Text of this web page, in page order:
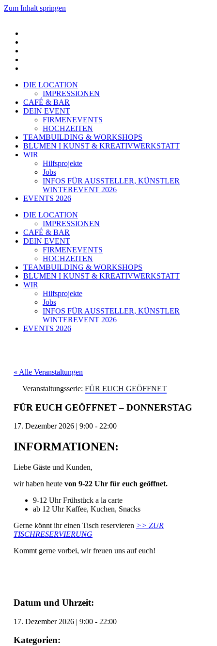
Zum Inhalt springen
DIE LOCATION
IMPRESSIONEN
CAFÉ & BAR
DEIN EVENT
FIRMENEVENTS
HOCHZEITEN
TEAMBUILDING & WORKSHOPS
BLUMEN I KUNST & KREATIVWERKSTATT
WIR
Hilfsprojekte
Jobs
INFOS FÜR AUSSTELLER, KÜNSTLER
WINTEREVENT 2026
EVENTS 2026
DIE LOCATION
IMPRESSIONEN
CAFÉ & BAR
DEIN EVENT
FIRMENEVENTS
HOCHZEITEN
TEAMBUILDING & WORKSHOPS
BLUMEN I KUNST & KREATIVWERKSTATT
WIR
Hilfsprojekte
Jobs
INFOS FÜR AUSSTELLER, KÜNSTLER
WINTEREVENT 2026
EVENTS 2026
« Alle Veranstaltungen
Veranstaltungsserie: FÜR EUCH GEÖFFNET
FÜR EUCH GEÖFFNET – DONNERSTAG
17. Dezember 2026 | 9:00 - 22:00
INFORMATIONEN:
Liebe Gäste und Kunden,
wir haben heute von 9-22 Uhr für euch geöffnet.
9-12 Uhr Frühstück a la carte
ab 12 Uhr Kaffee, Kuchen, Snacks
Gerne könnt ihr einen Tisch reservieren >> ZUR
TISCHRESERVIERUNG
Kommt gerne vorbei, wir freuen uns auf euch!
Datum und Uhrzeit:
17. Dezember 2026 | 9:00 - 22:00
Kategorien: